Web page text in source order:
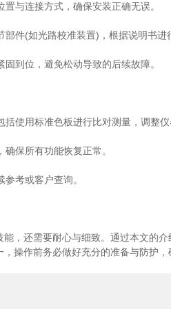
与连接方式，确保安装正确无误。
(如光路校准装置)，根据说明书进
到位，避免松动导致的后续故障。
用标准色板进行比对测量，调整仪
保所有功能恢复正常。
考或客户查询。
还需要耐心与细致。通过本文的
操作前务必做好充分的准备与防护，